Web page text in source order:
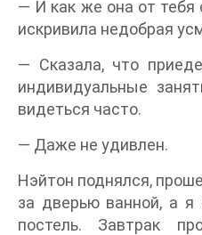
— И как же она от тебя
искривила недобрая
— Сказала, что
индивидуальные
видеться часто.
— Даже не удивлен.
Нэйтон поднялся,
за дверью ванной, а я
постель. Завтрак